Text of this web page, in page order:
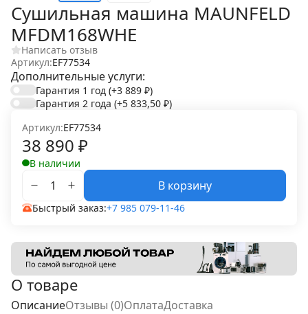
Сушильная машина MAUNFELD
MFDM168WHE
Написать отзыв
Артикул:EF77534
Дополнительные услуги:
Гарантия 1 год (+3 889 ₽)
Гарантия 2 года (+5 833,50 ₽)
Артикул:EF77534
38 890 ₽
В наличии
В корзину
Быстрый заказ:+7 985 079-11-46
О товаре
ОписаниеОтзывы (0)ОплатаДоставка